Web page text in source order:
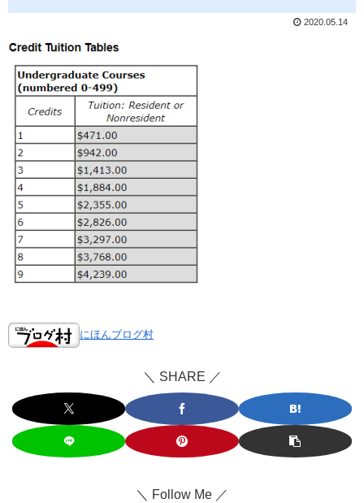
2020.05.14
にほんブログ村
＼ SHARE ／
＼ Follow Me ／